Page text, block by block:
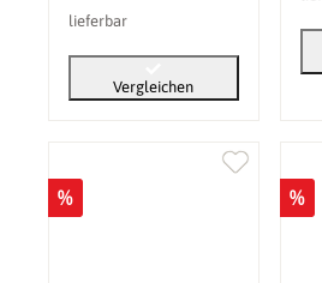
lieferbar
Vergleichen
% %